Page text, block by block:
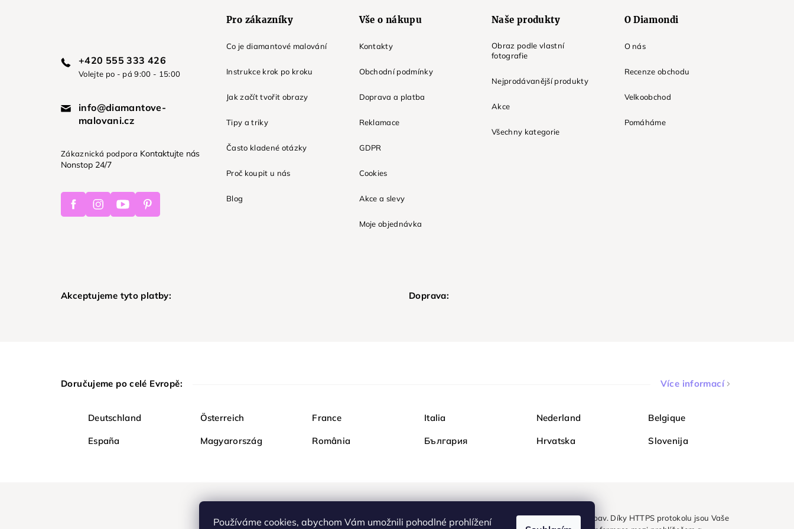
Používáme cookies, abychom Vám umožnili pohodlné prohlížení
+420 555 333 426
Volejte po - pá 9:00 - 15:00
info@diamantove-
malovani.cz
Zákaznická podpora Kontaktujte nás
Nonstop 24/7
FacebookInstagramYoutubePinterest
Pro zákazníky
Co je diamantové malování
Instrukce krok po kroku
Jak začít tvořit obrazy
Tipy a triky
Často kladené otázky
Proč koupit u nás
Blog
Vše o nákupu
Kontakty
Obchodní podmínky
Doprava a platba
Reklamace
GDPR
Cookies
Akce a slevy
Moje objednávka
Naše produkty
Obraz podle vlastní
fotografie
Nejprodávanější produkty
Akce
Všechny kategorie
O Diamondi
O nás
Recenze obchodu
Velkoobchod
Pomáháme
Akceptujeme tyto platby: Doprava:
Doručujeme po celé Evropě: Více informací
Deutschland Österreich France Italia Nederland Belgique
España Magyarország România България Hrvatska Slovenija
Nakupujte na Diamondi bezpečně a bez obav. Díky HTTPS protokolu jsou Vaše